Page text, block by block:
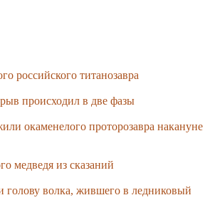
российского титанозавра
происходил в две фазы
окаменелого проторозавра накануне
медведя из сказаний
волка, жившего в ледниковый